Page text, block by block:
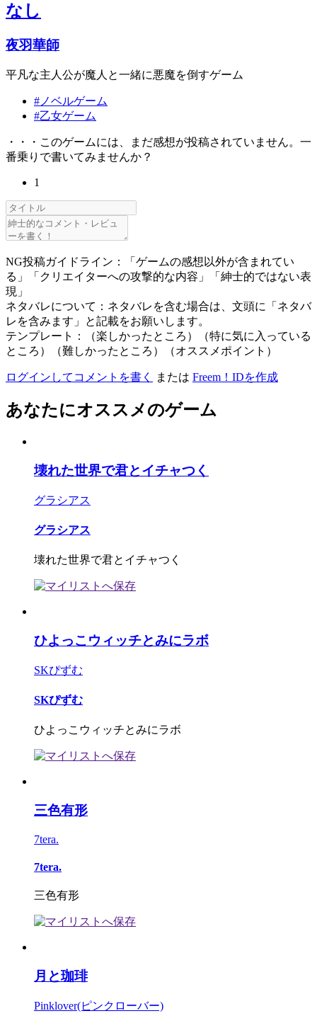
なし
夜羽華師
平凡な主人公が魔人と一緒に悪魔を倒すゲーム
#ノベルゲーム
#乙女ゲーム
・・・このゲームには、まだ感想が投稿されていません。一
番乗りで書いてみませんか？
1
NG投稿ガイドライン：「ゲームの感想以外が含まれてい
る」「クリエイターへの攻撃的な内容」「紳士的ではない表
現」
ネタバレについて：ネタバレを含む場合は、文頭に「ネタバ
レを含みます」と記載をお願いします。
テンプレート：（楽しかったところ）（特に気に入っている
ところ）（難しかったところ）（オススメポイント）
ログインしてコメントを書く または Freem！IDを作成
あなたにオススメのゲーム
壊れた世界で君とイチャつく
グラシアス
グラシアス
壊れた世界で君とイチャつく
ひよっこウィッチとみにラボ
SKぴずむ
SKぴずむ
ひよっこウィッチとみにラボ
三色有形
7tera.
7tera.
三色有形
月と珈琲
Pinklover(ピンクローバー)